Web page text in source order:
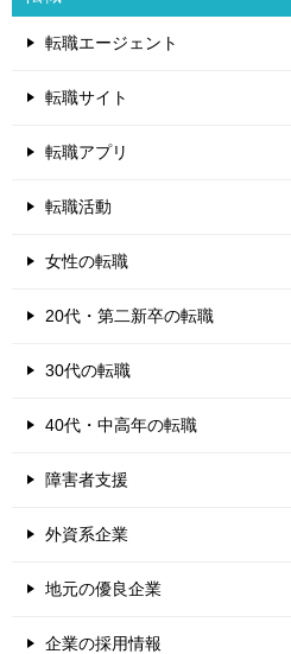
転職エージェント
転職サイト
転職アプリ
転職活動
女性の転職
20代・第二新卒の転職
30代の転職
40代・中高年の転職
障害者支援
外資系企業
地元の優良企業
企業の採用情報